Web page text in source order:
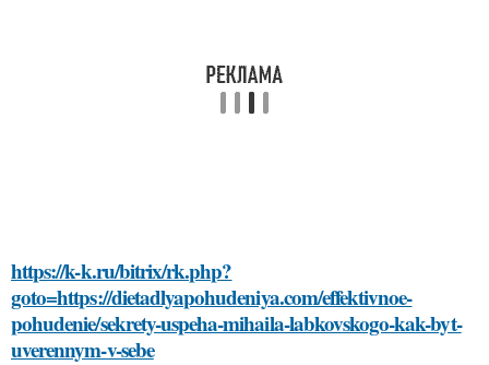
https://k-k.ru/bitrix/rk.php?
goto=https://dietadlyapohudeniya.com/effektivnoe-
pohudenie/sekrety-uspeha-mihaila-labkovskogo-kak-byt-
uverennym-v-sebe